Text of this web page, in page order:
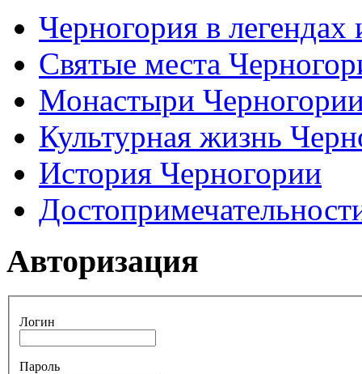
Черногория в легендах
Святые места
Монастыри
Культурная жизнь
История Черногории
Авторизация
Логин
Пароль